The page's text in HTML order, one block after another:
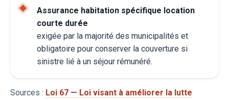
Assurance habitation spécifique location
courte durée
exigée par la majorité des municipalités et
obligatoire pour conserver la couverture si
sinistre lié à un séjour rémunéré.
Sources : Loi 67 — Loi visant à améliorer la lutte